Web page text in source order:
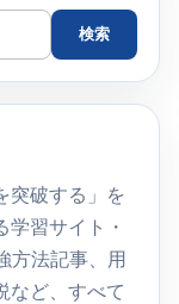
検索
突破する」を
習サイト・
方法記事、用
など、すべて